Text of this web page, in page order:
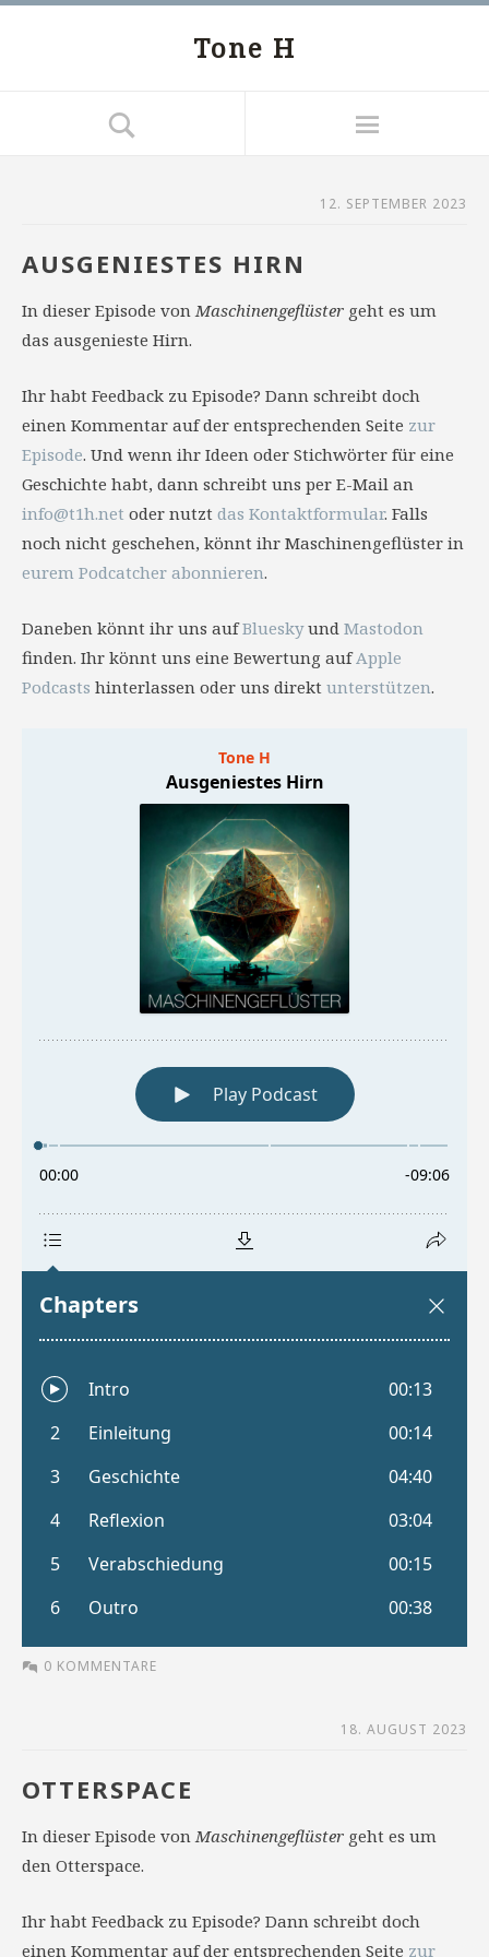
Tone H
12. SEPTEMBER 2023
AUSGENIESTES HIRN
In dieser Episode vonMaschinengeflüster geht es um
das ausgenieste Hirn.
Ihr habt Feedback zu Episode? Dann schreibt doch
einen Kommentar auf der entsprechenden Seite zur
Episode. Und wenn ihr Ideen oder Stichwörter für eine
Geschichte habt, dann schreibt uns per E-Mail an
info@t1h.net oder nutzt das Kontaktformular. Falls
noch nicht geschehen, könnt ihr Maschinengeflüster in
eurem Podcatcher abonnieren.
Daneben könnt ihr uns aufBlueskyund Mastodon
finden. Ihr könnt uns eine Bewertung aufApple
Podcasts hinterlassen oder uns direkt unterstützen.
0 KOMMENTARE
18. AUGUST 2023
OTTERSPACE
In dieser Episode vonMaschinengeflüster geht es um
den Otterspace.
Ihr habt Feedback zu Episode? Dann schreibt doch
einen Kommentar auf der entsprechenden Seite zur